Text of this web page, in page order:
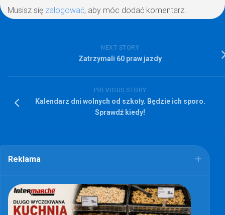
Musisz się zalogować, aby móc dodać komentarz.
NEXT STORY
Zatrzymali 60 praw jazdy
PREVIOUS STORY
Kalendarz dni wolnych od szkoły. Będzie ich sporo.
Sprawdź kiedy!
Reklama